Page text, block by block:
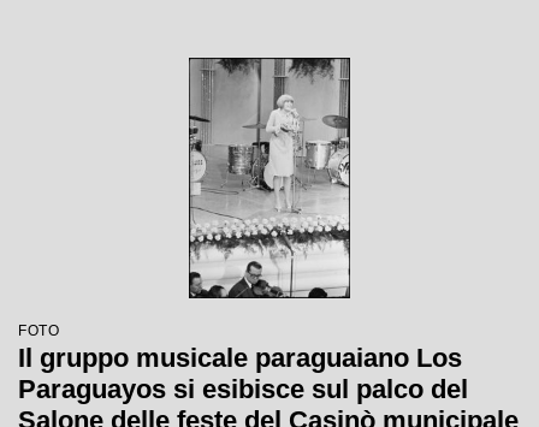
FOTO
Il gruppo musicale paraguaiano Los
Paraguayos si esibisce sul palco del
Salone delle feste del Casinò municipale